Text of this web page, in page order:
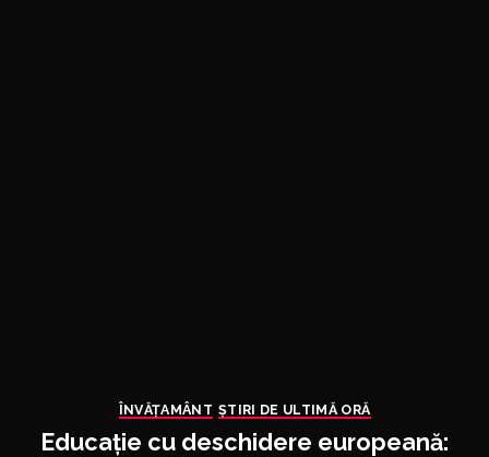
ÎNVĂŢAMÂNT ȘTIRI DE ULTIMĂ ORĂ
Educație cu deschidere europeană: